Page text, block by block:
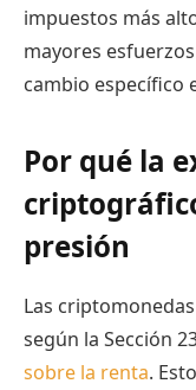
impuestos más
mayores
cambio específico
Por qué la
presión
Las
según la Sección
sobre la renta.